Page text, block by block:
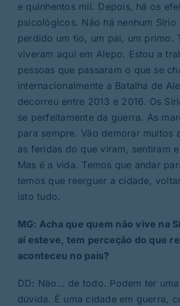
e quinhentos mil. Depois, há os
psicológicos. Não há nenhum Sírio
perdido um tio, um pai, um primo.
viveram aqui em Alepo. Estou a
pessoas que passaram o que se
internacionalmente a Batalha de
decorreu entre 2013 e 2016. Os
se perfeitamente da guerra. As
para sempre. Vão demorar muitos
as feridas do que viram, sentiram
Mas é a vida. Temos que andar
temos que reerguer a cidade,
isto tudo.
MG: Acha que quem não vive na
aí esteve, tem perceção do que
aconteceu no país?
DD: Não… de todo. Podem ter
dúvida. É uma cidade em guerra,